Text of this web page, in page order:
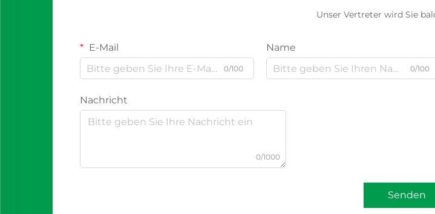
Unser Vertreter wird Sie
E-Mail
0/100
Name
0/100
Nachricht
0/1000
Senden